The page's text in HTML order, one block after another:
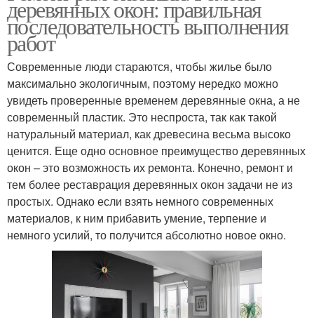
деревянных окон: правильная
последовательность выполнения
работ
Современные люди стараются, чтобы жилье было
максимально экологичным, поэтому нередко можно
увидеть проверенные временем деревянные окна, а не
современный пластик. Это неспроста, так как такой
натуральный материал, как древесина весьма высоко
ценится. Еще одно основное преимущество деревянных
окон – это возможность их ремонта. Конечно, ремонт и
тем более реставрация деревянных окон задачи не из
простых. Однако если взять немного современных
материалов, к ним прибавить умение, терпение и
немного усилий, то получится абсолютно новое окно.